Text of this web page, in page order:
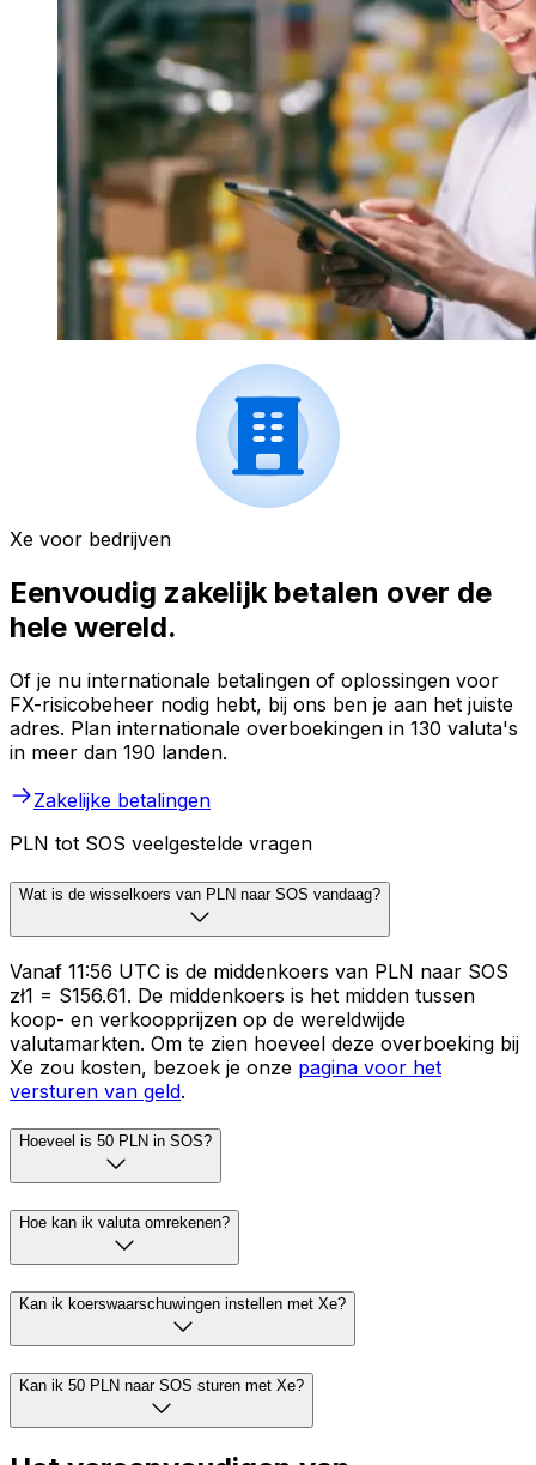
Xe voor bedrijven
Eenvoudig zakelijk betalen over de
hele wereld.
Of je nu internationale betalingen of oplossingen voor
FX-risicobeheer nodig hebt, bij ons ben je aan het juiste
adres. Plan internationale overboekingen in 130 valuta's
in meer dan 190 landen.
Zakelijke betalingen
PLN tot SOS veelgestelde vragen
Wat is de wisselkoers van PLN naar SOS vandaag?
Vanaf 11:56 UTC is de middenkoers van PLN naar SOS
zł1 = S156.61. De middenkoers is het midden tussen
koop- en verkoopprijzen op de wereldwijde
valutamarkten. Om te zien hoeveel deze overboeking bij
Xe zou kosten, bezoek je onze pagina voor het
versturen van geld.
Hoeveel is 50 PLN in SOS?
Hoe kan ik valuta omrekenen?
Kan ik koerswaarschuwingen instellen met Xe?
Kan ik 50 PLN naar SOS sturen met Xe?